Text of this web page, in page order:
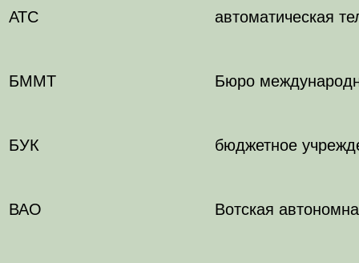
АТС автоматическая
БММТ Бюро
БУК бюджетное
ВАО Вотская